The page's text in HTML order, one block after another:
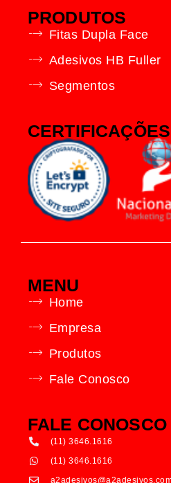
PRODUTOS
Fitas Dupla Face
Adesivos HB Fuller
Segmentos
CERTIFICAÇÕES
MENU
Home
Empresa
Produtos
Fale Conosco
FALE CONOSCO
(11) 3646.1616
(11) 3646.1616